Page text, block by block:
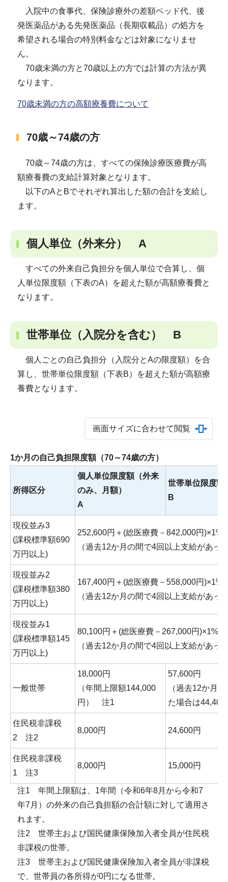
入院中の食事代、保険診療外の差額ベッド代、後
発医薬品がある先発医薬品（長期収載品）の処方を
希望される場合の特別料金などは対象になりませ
ん。
70歳未満の方と70歳以上の方では計算の方法が異
なります。
70歳未満の方の高額療養費について
70歳～74歳の方
70歳～74歳の方は、すべての保険診療医療費が高
額療養費の支給計算対象となります。
以下のAとBでそれぞれ算出した額の合計を支給し
ます。
個人単位（外来分） A
すべての外来自己負担分を個人単位で合算し、個
人単位限度額（下表のA）を超えた額が高額療養費と
なります。
世帯単位（入院分を含む） B
個人ごとの自己負担分（入院分とAの限度額）を合
算し、世帯単位限度額（下表B）を超えた額が高額療
養費となります。
画面サイズに合わせて閲覧
1か月の自己負担限度額（70～74歳の方）
所得区分
個人単位限度額（外来
のみ、月額）
A
世帯単位限度額
B
現役並み3
(課税標準額690
万円以上)
252,600円＋(総医療費－842,000円)×1%
（過去12か月の間で4回以上支給があっ
現役並み2
(課税標準額380
万円以上)
167,400円＋(総医療費－558,000円)×1%
（過去12か月の間で4回以上支給があっ
現役並み1
(課税標準額145
万円以上)
80,100円＋(総医療費－267,000円)×1%
（過去12か月の間で4回以上支給があっ
一般世帯
18,000円
（年間上限額144,000
円） 注1
57,600円
（過去12か月
た場合は44,400
住民税非課税
2 注2
8,000円 24,600円
住民税非課税
1 注3
8,000円 15,000円
注1 年間上限額は、1年間（令和6年8月から令和7
年7月）の外来の自己負担額の合計額に対して適用さ
れます。
注2 世帯主および国民健康保険加入者全員が住民税
非課税の世帯。
注3 世帯主および国民健康保険加入者全員が非課税
で、世帯員の各所得が0円になる世帯。